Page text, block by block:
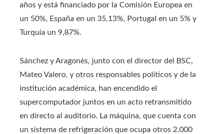
años y está financiado por la Comisión Europea en
un 50%, España en un 35,13%, Portugal en un 5% y
Turquía un 9,87%.
Sánchez y Aragonès, junto con el director del BSC,
Mateo Valero, y otros responsables políticos y de la
institución académica, han encendido el
supercomputador juntos en un acto retransmitido
en directo al auditorio. La máquina, que cuenta con
un sistema de refrigeración que ocupa otros 2.000